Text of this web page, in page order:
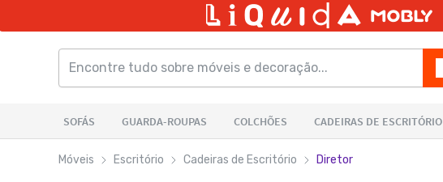
Móveis Escritório Cadeiras de Escritório Diretor